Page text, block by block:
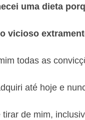
uma dieta
vicioso
todas as
até hoje e
de mim,